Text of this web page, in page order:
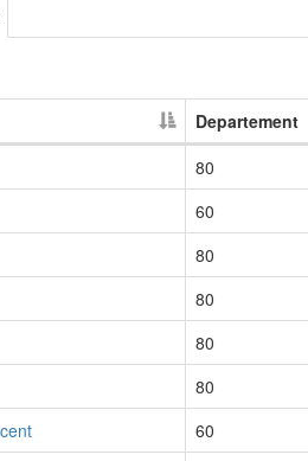
Departement
80
60
80
80
80
80
60